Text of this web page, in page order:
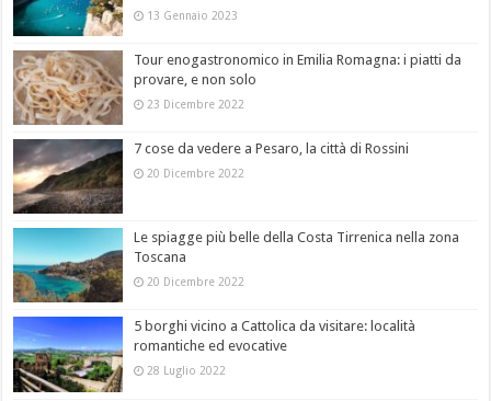
13 Gennaio 2023
Tour enogastronomico in Emilia Romagna: i piatti da
provare, e non solo
23 Dicembre 2022
7 cose da vedere a Pesaro, la città di Rossini
20 Dicembre 2022
Le spiagge più belle della Costa Tirrenica nella zona
Toscana
20 Dicembre 2022
5 borghi vicino a Cattolica da visitare: località
romantiche ed evocative
28 Luglio 2022